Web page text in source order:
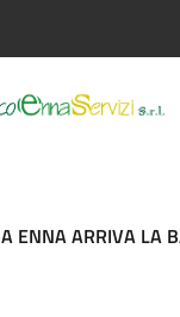
A ENNA ARRIVA LA